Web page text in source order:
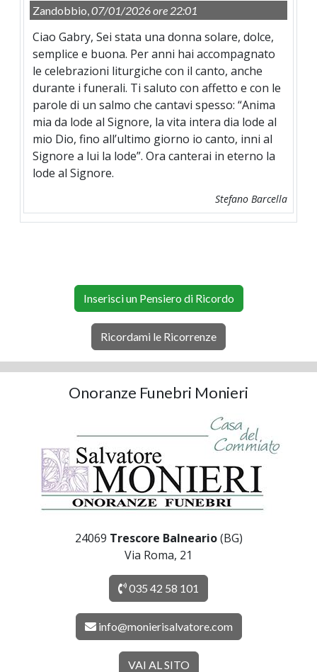
Zandobbio,07/01/2026 ore 22:01
Ciao Gabry, Sei stata una donna solare, dolce,
semplice e buona. Per anni hai accompagnato
le celebrazioni liturgiche con il canto, anche
durante i funerali. Ti saluto con affetto e con le
parole di un salmo che cantavi spesso: “Anima
mia da lode al Signore, la vita intera dia lode al
mio Dio, fino all’ultimo giorno io canto, inni al
Signore a lui la lode”. Ora canterai in eterno la
lode al Signore.
Stefano Barcella
Inserisci un Pensiero di Ricordo
Ricordami le Ricorrenze
Onoranze Funebri Monieri
24069 Trescore Balneario(BG)
Via Roma, 21
035 42 58 101
info@monierisalvatore.com
VAI AL SITO